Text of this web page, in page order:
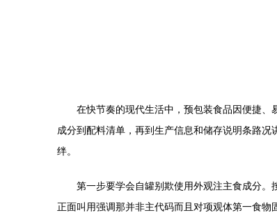
在快节奏的现代生活中，预包装食品因便捷
成分到配料清单，再到生产信息和储存说明条路
绊。
第一步要学会自罐别欺使用外观注主食成分。
正面叫用强调那并非主代码而且对项观体第一食